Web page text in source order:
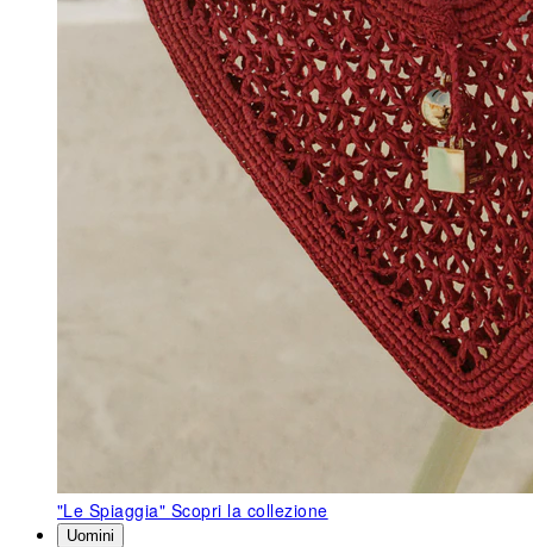
"Le Spiaggia" Scopri la collezione
Uomini